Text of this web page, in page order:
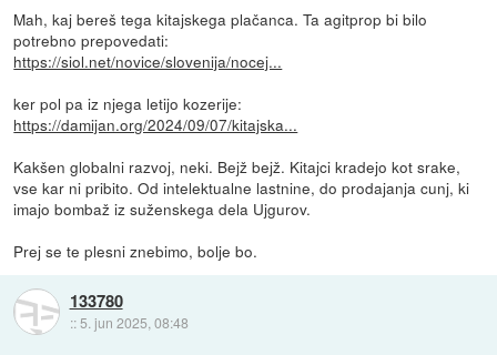
Mah, kaj bereš tega kitajskega plačanca. Ta agitprop bi bilo
potrebno prepovedati:
https://siol.net/novice/slovenija/nocej...
ker pol pa iz njega letijo kozerije:
https://damijan.org/2024/09/07/kitajska...
Kakšen globalni razvoj, neki. Bejž bejž. Kitajci kradejo kot srake,
vse kar ni pribito. Od intelektualne lastnine, do prodajanja cunj, ki
imajo bombaž iz suženskega dela Ujgurov.
Prej se te plesni znebimo, bolje bo.
133780
:: 5. jun 2025, 08:48